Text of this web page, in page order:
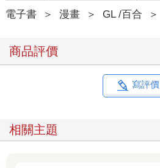
電子書 ＞ 漫畫 ＞ GL /百合 ＞
商品評價
寫評價
相關主題